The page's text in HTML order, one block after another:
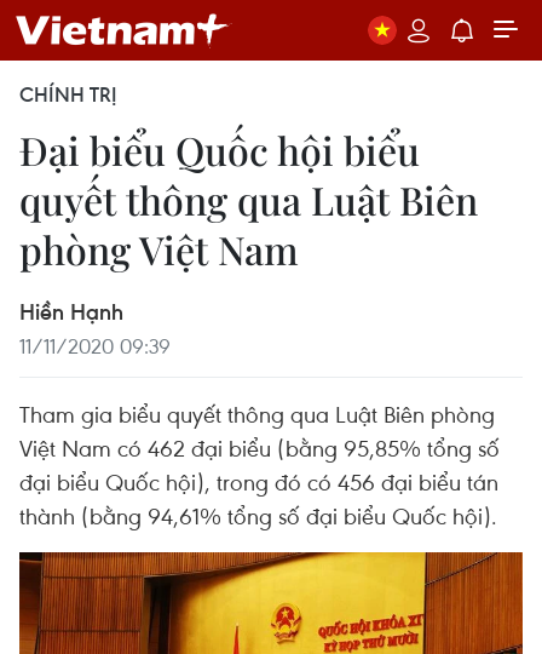
CHÍNH TRỊ
Đại biểu Quốc hội biểu
quyết thông qua Luật Biên
phòng Việt Nam
Hiền Hạnh
11/11/2020 09:39
Tham gia biểu quyết thông qua Luật Biên phòng
Việt Nam có 462 đại biểu (bằng 95,85% tổng số
đại biểu Quốc hội), trong đó có 456 đại biểu tán
thành (bằng 94,61% tổng số đại biểu Quốc hội).